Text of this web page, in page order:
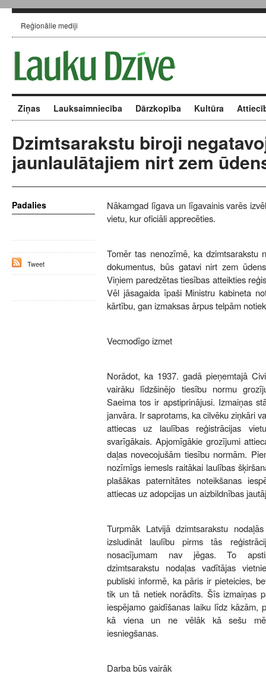
Reģionālie mediji
Ziņas Lauksaimniecība Dārzkopība Kultūra
Dzimtsarakstu biroji
jaunlaulātajiem nirt zem
Nākamgad līgava un līgavainis varēs
vietu, kur oficiāli apprecēties.
Tomēr tas nenozīmē, ka dzimtsarakstu
dokumentus, būs gatavi nirt zem
Viņiem paredzētas tiesības atteikties
Vēl jāsagaida īpaši Ministru kabineta
kārtību, gan izmaksas ārpus telpām
Vecmodīgo izmet
Norādot, ka 1937. gadā pieņemtajā
vairāku līdzšinējo tiesību normu
Saeima tos ir apstiprinājusi. Izmaiņas
janvāra. Ir saprotams, ka cilvēku ziņkāri
attiecas uz laulības reģistrācijas
svarīgākais. Apjomīgākie grozījumi
daļas novecojušām tiesību normām.
nozīmīgs iemesls raitākai laulības
plašākas paternitātes noteikšanas
attiecas uz adopcijas un aizbildnības
Turpmāk Latvijā dzimtsarakstu
izsludināt laulību pirms tās
nosacījumam nav jēgas. To
dzimtsarakstu nodaļas vadītājas
publiski informē, ka pāris ir pieteicies,
tik un tā netiek norādīts. Šīs izmaiņas
iespējamo gaidīšanas laiku līdz kāzām,
kā viena un ne vēlāk kā sešu
iesniegšanas.
Darba būs vairāk
Padalies
Tweet